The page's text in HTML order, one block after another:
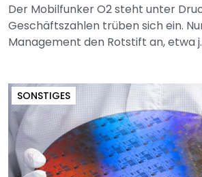
Der Mobilfunker O2 steht unter
Geschäftszahlen trüben sich ein.
Management den Rotstift an, etwa
SONSTIGES